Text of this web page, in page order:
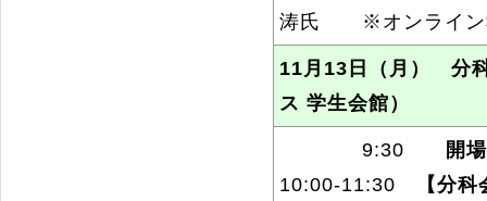
涛氏 ※オンライン
11月13日（月） 分
ス 学生会館）
9:30
開場
10:00-11:30
【分